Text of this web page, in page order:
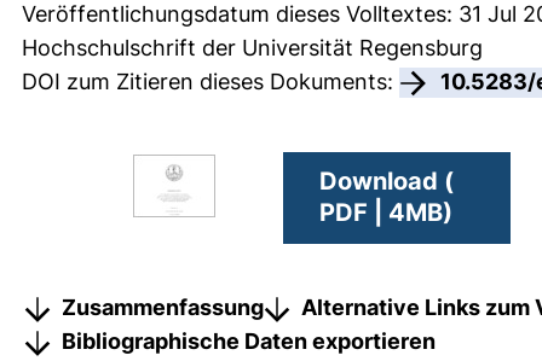
Veröffentlichungsdatum dieses Volltextes: 31 Jul
Hochschulschrift der Universität Regensburg
DOI zum Zitieren dieses Dokuments:
10.5283/
Download (
PDF | 4MB)
Zusammenfassung
Alternative Links zum
Bibliographische Daten exportieren